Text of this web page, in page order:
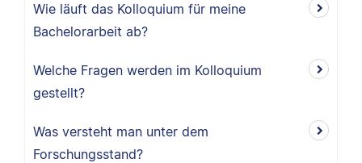
Wie läuft das Kolloquium für meine
Bachelorarbeit ab?
Welche Fragen werden im Kolloquium
gestellt?
Was versteht man unter dem
Forschungsstand?